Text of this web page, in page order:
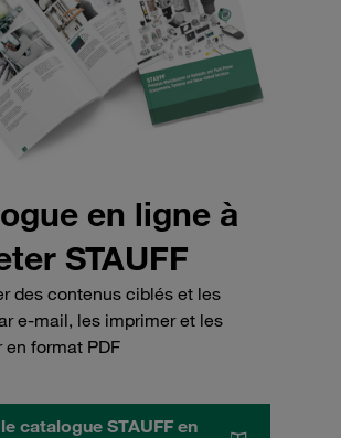
en ligne à
STAUFF
des contenus ciblés et les
e-mail, les imprimer et les
en format PDF
catalogue STAUFF en